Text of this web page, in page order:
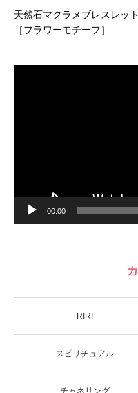
天然石マクラメブレスレット
［フラワーモチーフ］ …
00:00
RIRI
スピリチュアル
チャネリング